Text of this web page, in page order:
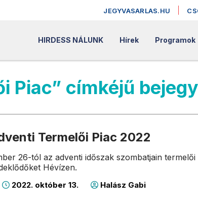
JEGYVASARLAS.HU
HIRDESS NÁLUNK Hírek Programok
Piac” címkéjű
Termelői Piac 2022
26-tól az adventi időszak szombatjain
Hévízen.
2022. október 13. Halász Gabi